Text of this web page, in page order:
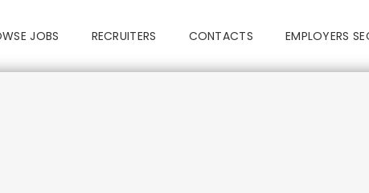
JOBS RECRUITERS CONTACTS EMPLOYERS